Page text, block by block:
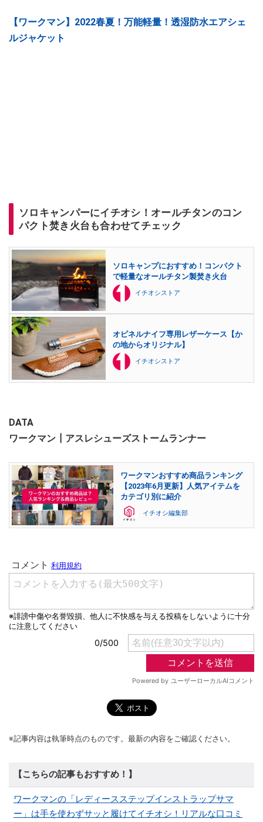
【ワークマン】2022春夏！万能軽量！透湿防水エアシェ
ルジャケット
ソロキャンパーにイチオシ！オールチタンのコン
パクト焚き火台も合わせてチェック
ソロキャンプにおすすめ！コンパクト
で軽量なオールチタン製焚き火台
イチオシストア
オピネルナイフ専用レザーケース【か
の地からオリジナル】
イチオシストア
DATA
ワークマン┃アスレシューズストームランナー
ワークマンおすすめ商品ランキング
【2023年6月更新】人気アイテムを
カテゴリ別に紹介
イチオシ編集部
※記事内容は執筆時点のものです。最新の内容をご確認ください。
【こちらの記事もおすすめ！】
ワークマンの「レディースステップインストラップサマ
ー」は手を使わずサッと履けてイチオシ！リアルな口コミ